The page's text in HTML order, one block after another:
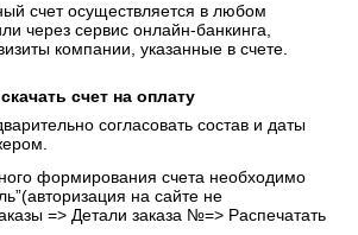
счет осуществляется в любом
через сервис онлайн-банкинга,
компании, указанные в счете.
счет на оплату
согласовать состав и даты
формирования счета необходимо
на сайте не
=> Детали заказа №=> Распечатать